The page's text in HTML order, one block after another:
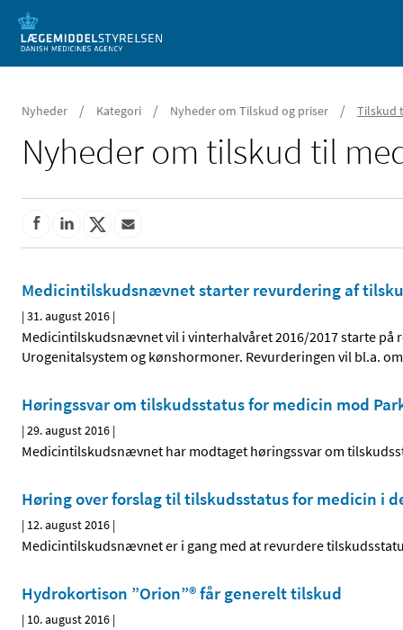
Mobil visning
Nyheder / Kategori / Nyheder om Tilskud og priser / Tilskud
Nyheder om tilskud til
Medicintilskudsnævnet starter revurdering af
|31. august 2016 |
Medicintilskudsnævnet vil i vinterhalvåret 2016/2017 starte på
Urogenitalsystem og kønshormoner. Revurderingen vil bl.a.
Høringssvar om tilskudsstatus for medicin mod
|29. august 2016 |
Medicintilskudsnævnet har modtaget høringssvar om
Høring over forslag til tilskudsstatus for medicin i
| 12. august 2016 |
Medicintilskudsnævnet er i gang med at revurdere
Hydrokortison ”Orion”® får generelt tilskud
| 10. august 2016 |